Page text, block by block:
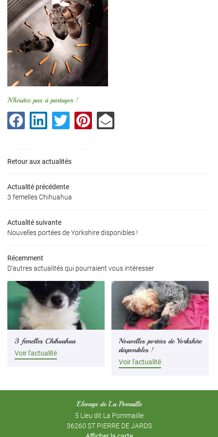
N'hésitez pas à partager !
Retour aux actualités
Actualité précédente
3 femelles Chihuahua
Actualité suivante
Nouvelles portées de Yorkshire disponibles !
Récemment
D'autres actualités qui pourraient vous intéresser
3 femelles Chihuahua
Voir l'actualité
Nouvelles portées de Yorkshire
disponibles !
Voir l'actualité
Elevage de La Pomaille
5 Lieu dit La Pommaille
36260 ST PIERRE DE JARDS